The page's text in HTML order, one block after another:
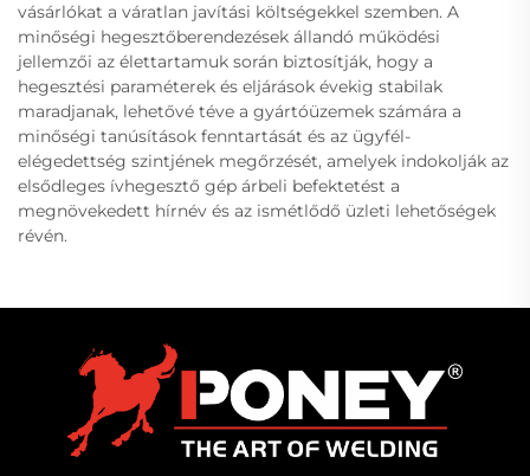
vásárlókat a váratlan javítási költségekkel szemben. A
minőségi hegesztőberendezések állandó működési
jellemzői az élettartamuk során biztosítják, hogy a
hegesztési paraméterek és eljárások évekig stabilak
maradjanak, lehetővé téve a gyártóüzemek számára a
minőségi tanúsítások fenntartását és az ügyfél-
elégedettség szintjének megőrzését, amelyek indokolják az
elsődleges ívhegesztő gép árbeli befektetést a
megnövekedett hírnév és az ismétlődő üzleti lehetőségek
révén.